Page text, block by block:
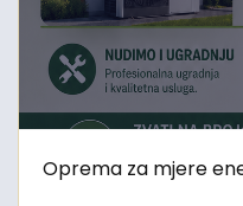
Oprema za mjere